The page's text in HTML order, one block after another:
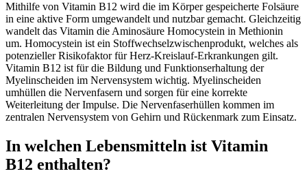
Mithilfe von Vitamin B12 wird die im Körper gespeicherte Folsäure
in eine aktive Form umgewandelt und nutzbar gemacht. Gleichzeitig
wandelt das Vitamin die Aminosäure Homocystein in Methionin
um. Homocystein ist ein Stoffwechselzwischenprodukt, welches als
potenzieller Risikofaktor für Herz-Kreislauf-Erkrankungen gilt.
Vitamin B12 ist für die Bildung und Funktionserhaltung der
Myelinscheiden im Nervensystem wichtig. Myelinscheiden
umhüllen die Nervenfasern und sorgen für eine korrekte
Weiterleitung der Impulse. Die Nervenfaserhüllen kommen im
zentralen Nervensystem von Gehirn und Rückenmark zum Einsatz.
In welchen Lebensmitteln ist Vitamin
B12 enthalten?